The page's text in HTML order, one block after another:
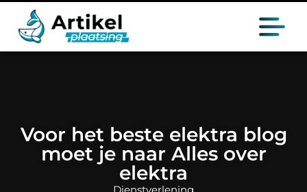
Voor het beste elektra blog
moet je naar Alles over
elektra